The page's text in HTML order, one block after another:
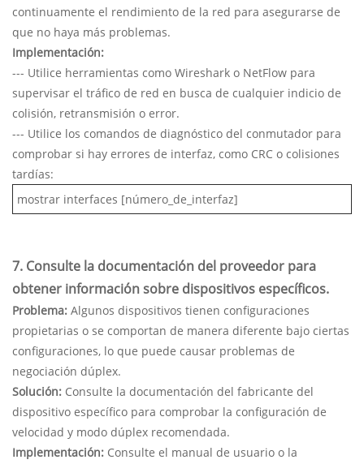
continuamente el rendimiento de la red para asegurarse de
que no haya más problemas.
Implementación:
--- Utilice herramientas como Wireshark o NetFlow para
supervisar el tráfico de red en busca de cualquier indicio de
colisión, retransmisión o error.
--- Utilice los comandos de diagnóstico del conmutador para
comprobar si hay errores de interfaz, como CRC o colisiones
tardías:
mostrar interfaces [número_de_interfaz]
7. Consulte la documentación del proveedor para
obtener información sobre dispositivos específicos.
Problema: Algunos dispositivos tienen configuraciones
propietarias o se comportan de manera diferente bajo ciertas
configuraciones, lo que puede causar problemas de
negociación dúplex.
Solución: Consulte la documentación del fabricante del
dispositivo específico para comprobar la configuración de
velocidad y modo dúplex recomendada.
Implementación: Consulte el manual de usuario o la